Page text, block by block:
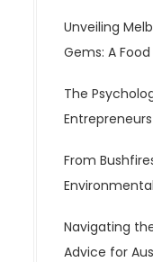
Unveiling
Gems: A
The
From
Navigating
Advice for